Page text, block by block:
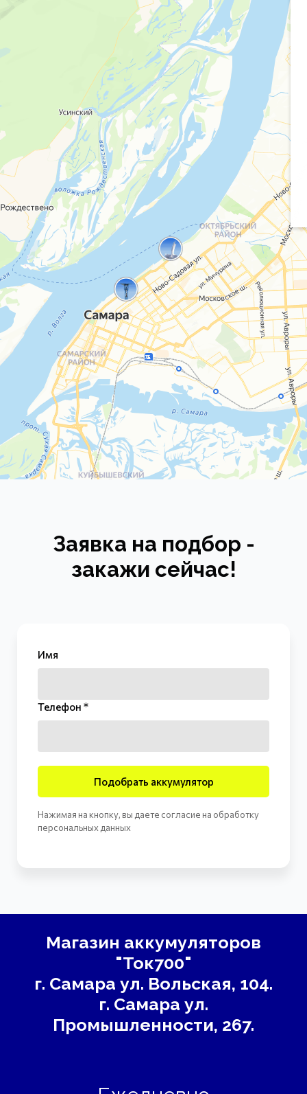
Заявка на подбор -
закажи сейчас!
Имя
Телефон *
Подобрать аккумулятор
Нажимая на кнопку, вы даете согласие на обработку
персональных данных
Магазин аккумуляторов
"Ток700"
г. Самара ул. Вольская, 104.
г. Самара ул.
Промышленности, 267.